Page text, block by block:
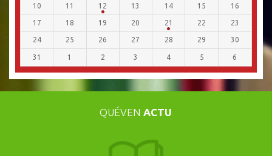
10 11 12 13 14 15 16
17 18 19 20 21 22 23
24 25 26 27 28 29 30
31 1 2 3 4 5 6
QUÉVEN ACTU